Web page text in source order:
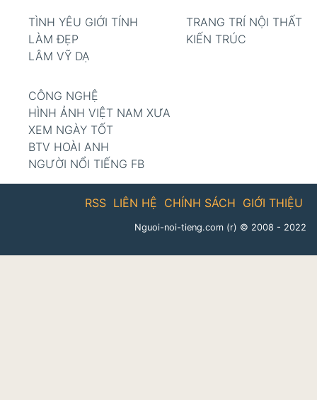
TÌNH YÊU GIỚI TÍNH
LÀM ĐẸP
LÂM VỸ DẠ
TRANG TRÍ NỘI THẤT
KIẾN TRÚC
CÔNG NGHỆ
HÌNH ẢNH VIỆT NAM XƯA
XEM NGÀY TỐT
BTV HOÀI ANH
NGƯỜI NỔI TIẾNG FB
GIỚI THIỆU
CHÍNH SÁCH
LIÊN HỆ
RSS
Nguoi-noi-tieng.com (r) © 2008 - 2022